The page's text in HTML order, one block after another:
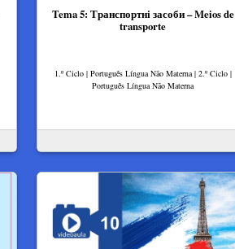
Tema 5: Транспортні засоби – Meios de
transporte
1.º Ciclo | Português Língua Não Materna | 2.º Ciclo |
Português Língua Não Materna